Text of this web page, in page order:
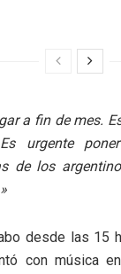
a fin de mes.
Es urgente
de los
desde las 15
con música